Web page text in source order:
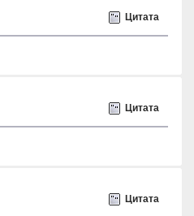
Цитата
Цитата
Цитата